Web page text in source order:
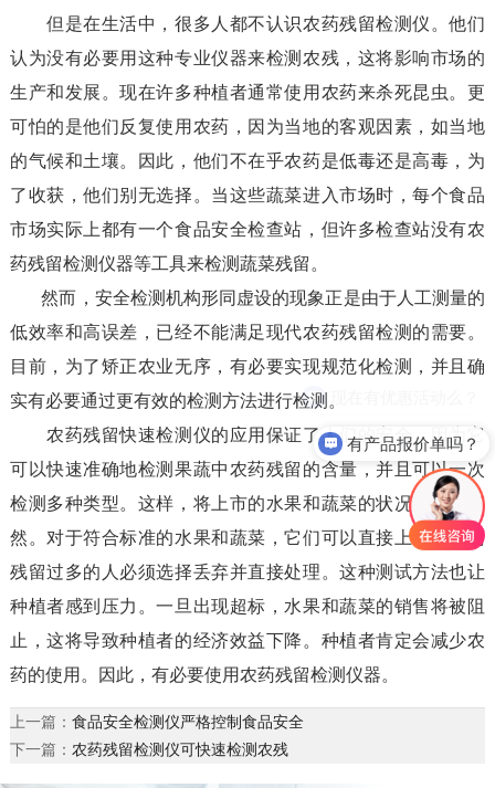
但是在生活中，很多人都不认识农药残留检测仪。他们
认为没有必要用这种专业仪器来检测农残，这将影响市场的
生产和发展。现在许多种植者通常使用农药来杀死昆虫。更
可怕的是他们反复使用农药，因为当地的客观因素，如当地
的气候和土壤。因此，他们不在乎农药是低毒还是高毒，为
了收获，他们别无选择。当这些蔬菜进入市场时，每个食品
市场实际上都有一个食品安全检查站，但许多检查站没有农
药残留检测仪器等工具来检测蔬菜残留。
然而，安全检测机构形同虚设的现象正是由于人工测量的
低效率和高误差，已经不能满足现代农药残留检测的需要。
目前，为了矫正农业无序，有必要实现规范化检测，并且确
实有必要通过更有效的检测方法进行检测。
农药残留快速检测仪的应用保证了人们的安全，因为它
可以快速准确地检测果蔬中农药残留的含量，并且可以一次
检测多种类型。这样，将上市的水果和蔬菜的状况将一目了
然。对于符合标准的水果和蔬菜，它们可以直接上市。农药
残留过多的人必须选择丢弃并直接处理。这种测试方法也让
种植者感到压力。一旦出现超标，水果和蔬菜的销售将被阻
止，这将导致种植者的经济效益下降。种植者肯定会减少农
药的使用。因此，有必要使用农药残留检测仪器。
上一篇： 食品安全检测仪严格控制食品安全
下一篇： 农药残留检测仪可快速检测农残
有产品报价单吗？